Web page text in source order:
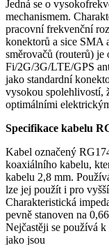
Jedná se o
mechanismem.
pracovní frekvenční
konektorů a sice SMA
směrovačů (routerů) je
Fi/2G/3G/LTE/GPS
jako standardní
vysokou spolehlivostí,
optimálními
Specifikace kabelu
Kabel označený
koaxiálního kabelu,
kabelu 2,8 mm.
lze jej použít i pro vyšší
Charakteristická
pevně stanoven na
Nejčastěji se používá
jako jsou